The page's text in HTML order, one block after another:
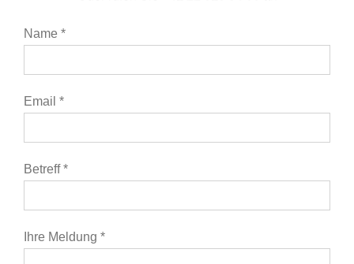
Name *
Email *
Betreff *
Ihre Meldung *